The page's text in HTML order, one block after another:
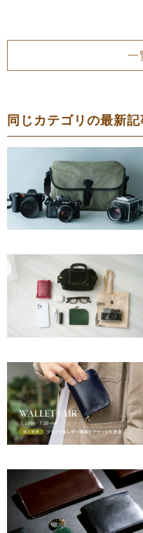
一
同じカテゴリの最新記